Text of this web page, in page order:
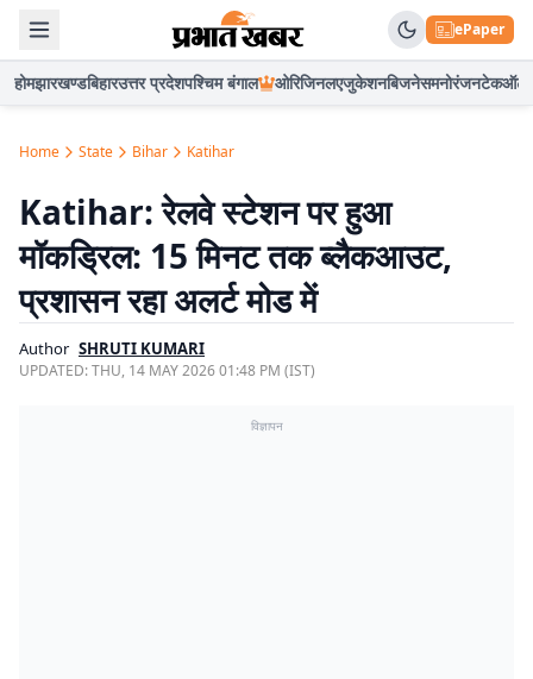
ePaper
होमझारखण्डबिहारउत्तर प्रदेशपश्चिम बंगाल ओरिजिनलएजुकेशनबिजनेसमनोरंजनटेकऑटो
Home State Bihar Katihar
Katihar: रेलवे स्टेशन पर हुआ
मॉकड्रिल: 15 मिनट तक ब्लैकआउट,
प्रशासन रहा अलर्ट मोड में
Author SHRUTI KUMARI
UPDATED:THU, 14 MAY 2026 01:48 PM (IST)
विज्ञापन